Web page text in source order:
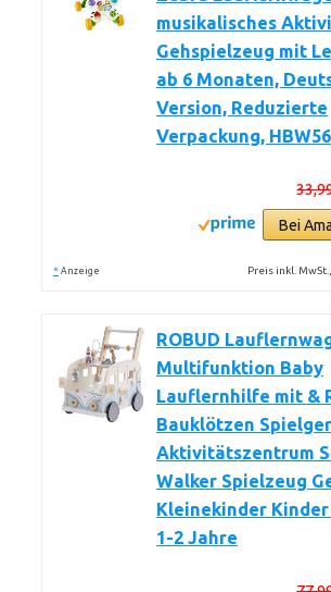
musikalisches
Gehspielzeug mit
ab 6 Monaten,
Version, Reduzierte
Verpackung, HBW56
Bei
* Anzeige Preis inkl.
ROBUD
Multifunktion Baby
Lauflernhilfe mit &
Bauklötzen
Aktivitätszentrum
Walker Spielzeug
Kleinekinder
1-2 Jahre